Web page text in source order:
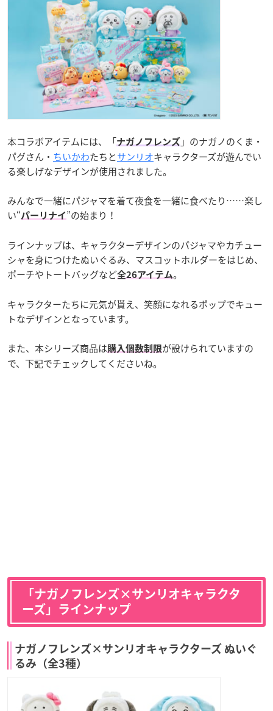
本コラボアイテムには、「ナガノフレンズ 」のナガノのくま・
パグさん・ ちいかわたちとサンリオキャラクターズが遊んでい
る楽しげなデザインが使用されました。
みんなで一緒にパジャマを着て夜食を一緒に食べたり……楽し
い“パーリナイ ”の始まり！
ラインナップは、キャラクターデザインのパジャマやカチュー
シャを身につけたぬいぐるみ、マスコットホルダーをはじめ、
ポーチやトートバッグなど全26アイテム。
キャラクターたちに元気が貰え、笑顔になれるポップでキュー
トなデザインとなっています。
また、本シリーズ商品は購入個数制限が設けられていますの
で、下記でチェックしてくださいね。
「ナガノフレンズ×サンリオキャラクタ
ーズ」ラインナップ
ナガノフレンズ×サンリオキャラクターズ ぬいぐ
るみ（全3種）